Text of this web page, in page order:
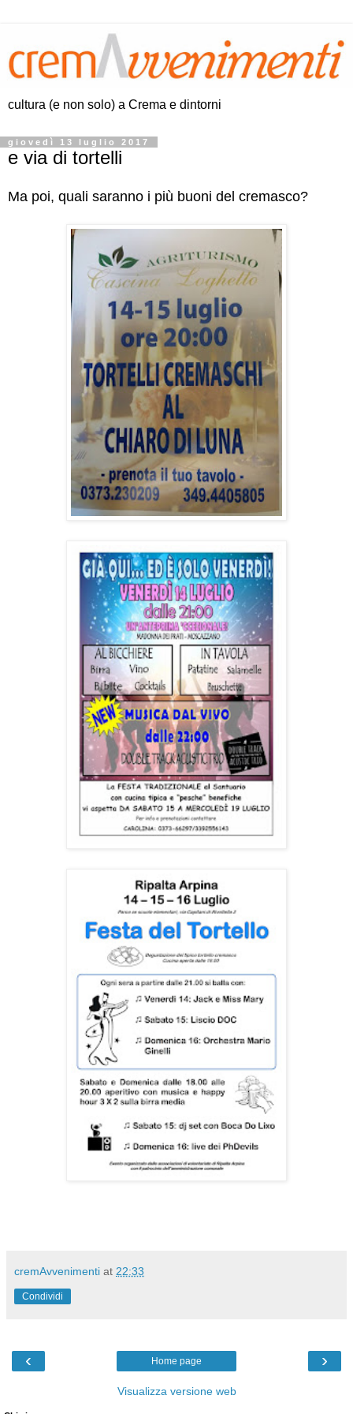
cultura (e non solo) a Crema e dintorni
giovedì 13 luglio 2017
e via di tortelli
Ma poi, quali saranno i più buoni del cremasco?
cremAvvenimenti at 22:33
Condividi
‹ ›
Home page
Visualizza versione web